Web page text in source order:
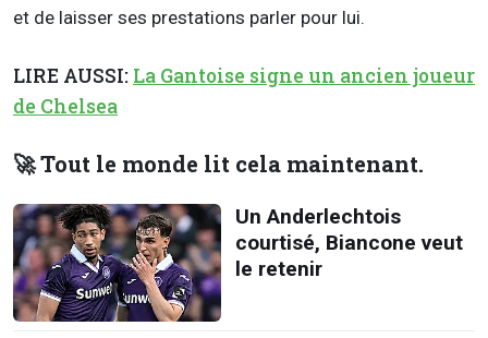
et de laisser ses prestations parler pour lui.
LIRE AUSSI: La Gantoise signe un ancien joueur
de Chelsea
🚀 Tout le monde lit cela maintenant.
Un Anderlechtois
courtisé, Biancone veut
le retenir